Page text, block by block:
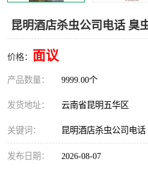
昆明酒店杀虫公司电话 臭
价格： 面议
产品数量： 9999.00个
发货地址： 云南省昆明五华区
关键词： 昆明酒店杀虫公司电话
发布日期： 2026-08-07